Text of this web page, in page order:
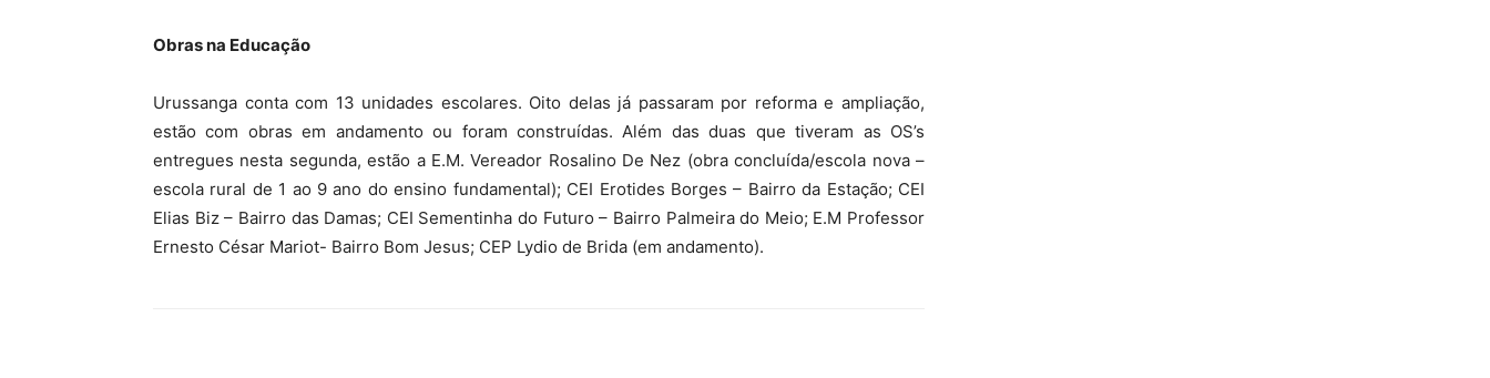
Obras na Educação
Urussanga conta com 13 unidades escolares. Oito delas já passaram por reforma e ampliação,
estão com obras em andamento ou foram construídas. Além das duas que tiveram as OS’s
entregues nesta segunda, estão a E.M. Vereador Rosalino De Nez (obra concluída/escola nova –
escola rural de 1 ao 9 ano do ensino fundamental); CEI Erotides Borges – Bairro da Estação; CEI
Elias Biz – Bairro das Damas; CEI Sementinha do Futuro – Bairro Palmeira do Meio; E.M Professor
Ernesto César Mariot- Bairro Bom Jesus; CEP Lydio de Brida (em andamento).